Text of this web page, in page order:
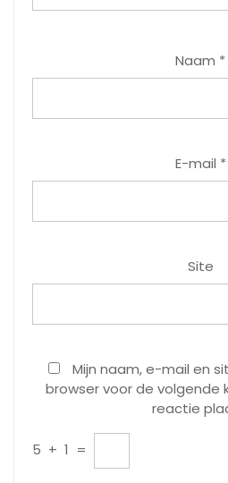
Naam *
E-mail *
Site
Mijn naam, e-mail en
browser voor de volgende
reactie
5 + 1 =